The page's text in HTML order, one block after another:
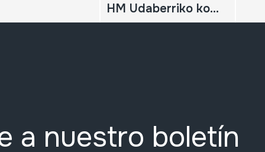
HM Udaberriko kontzertua; 2010-05-08; Oiartzun; Herri Musikaren Txokoa; Xalbador eta Ihidoi
a nuestro boletín